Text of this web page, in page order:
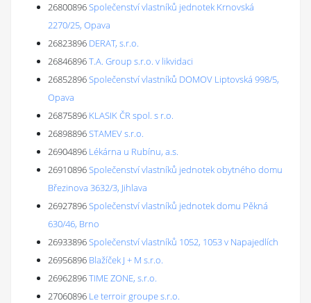
26800896Společenství vlastníků jednotek Krnovská
2270/25, Opava
26823896 DERAT, s.r.o.
26846896T.A. Group s.r.o. v likvidaci
26852896Společenství vlastníků DOMOV Liptovská 998/5,
Opava
26875896 KLASIK ČR spol. s r.o.
26898896STAMEV s.r.o.
26904896 Lékárna u Rubínu, a.s.
26910896Společenství vlastníků jednotek obytného domu
Březinova 3632/3, Jihlava
26927896Společenství vlastníků jednotek domu Pěkná
630/46, Brno
26933896Společenství vlastníků 1052, 1053 v Napajedlích
26956896 Blažíček J + M s.r.o.
26962896TIME ZONE, s.r.o.
27060896 Le terroir groupe s.r.o.